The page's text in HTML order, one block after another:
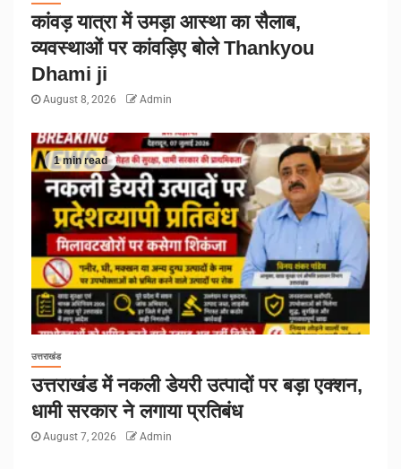
कांवड़ यात्रा में उमड़ा आस्था का सैलाब,
व्यवस्थाओं पर कांवड़िए बोले Thankyou
Dhami ji
August 8, 2026 Admin
1 min read
उत्तराखंड
उत्तराखंड में नकली डेयरी उत्पादों पर बड़ा एक्शन,
धामी सरकार ने लगाया प्रतिबंध
August 7, 2026 Admin